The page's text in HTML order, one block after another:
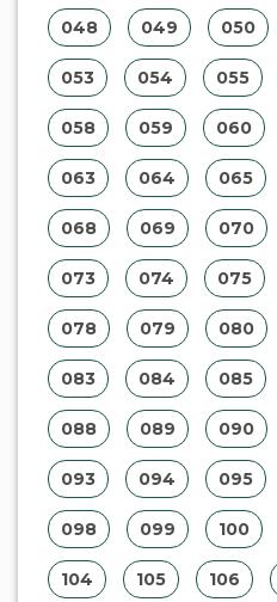
048 049 050
053 054 055
058 059 060
063 064 065
068 069 070
073 074 075
078 079 080
083 084 085
088 089 090
093 094 095
098 099 100
104 105 106